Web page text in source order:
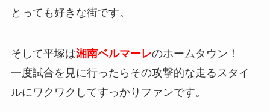
とっても好きな街です。
そして平塚は湘南ベルマーレのホームタウン！
一度試合を見に行ったらその攻撃的な走るスタイ
ルにワクワクしてすっかりファンです。